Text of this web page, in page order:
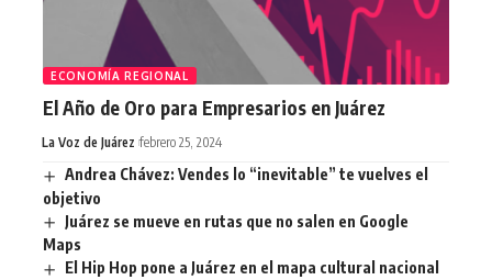
ECONOMÍA REGIONAL
El Año de Oro para Empresarios en Juárez
La Voz de Juárez febrero 25, 2024
Andrea Chávez: Vendes lo “inevitable” te vuelves el
objetivo
Juárez se mueve en rutas que no salen en Google
Maps
El Hip Hop pone a Juárez en el mapa cultural nacional